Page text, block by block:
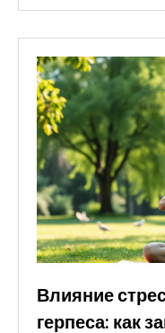
Влияние
герпеса: как